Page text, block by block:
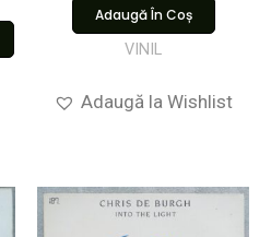
Adaugă În Coș
VINIL
Adaugă la Wishlist